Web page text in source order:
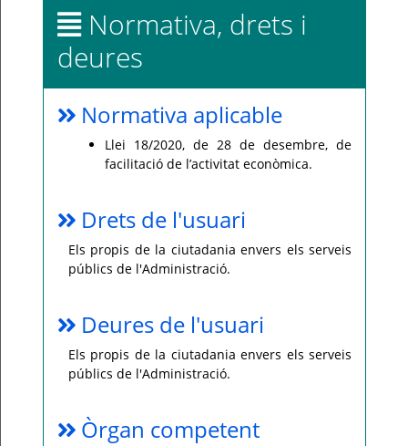
Normativa, drets i
deures
Normativa aplicable
Llei 18/2020, de 28 de desembre, de
facilitació de l’activitat econòmica.
Drets de l'usuari
Els propis de la ciutadania envers els serveis
públics de l'Administració.
Deures de l'usuari
Els propis de la ciutadania envers els serveis
públics de l'Administració.
Òrgan competent